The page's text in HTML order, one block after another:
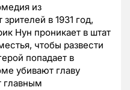
из
в 1931 год,
Нун проникает в штат
чтобы развести
попадает в
убивают главу
главным